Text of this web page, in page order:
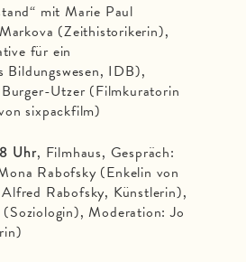
mit Marie Paul
(Zeithistorikerin),
für ein
Bildungswesen, IDB),
Utzer (Filmkuratorin
sixpackfilm)
Uhr, Filmhaus, Gespräch:
Rabofsky (Enkelin von
Rabofsky, Künstlerin),
Moderation: Jo